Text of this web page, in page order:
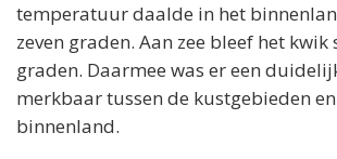
temperatuur daalde in het
zeven graden. Aan zee bleef het
graden. Daarmee was er een
merkbaar tussen de kustgebieden
binnenland.